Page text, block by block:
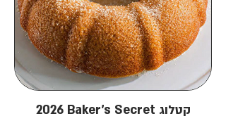
2026 Baker's Secret קטלוג